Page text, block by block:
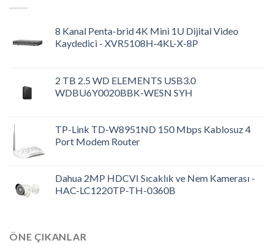
8 Kanal Penta-brid 4K Mini 1U Dijital Video
Kaydedici - XVR5108H-4KL-X-8P
2 TB 2.5 WD ELEMENTS USB3.0
WDBU6Y0020BBK-WESN SYH
TP-Link TD-W8951ND 150 Mbps Kablosuz 4
Port Modem Router
Dahua 2MP HDCVI Sıcaklık ve Nem Kamerası -
HAC-LC1220TP-TH-0360B
ÖNE ÇIKANLAR